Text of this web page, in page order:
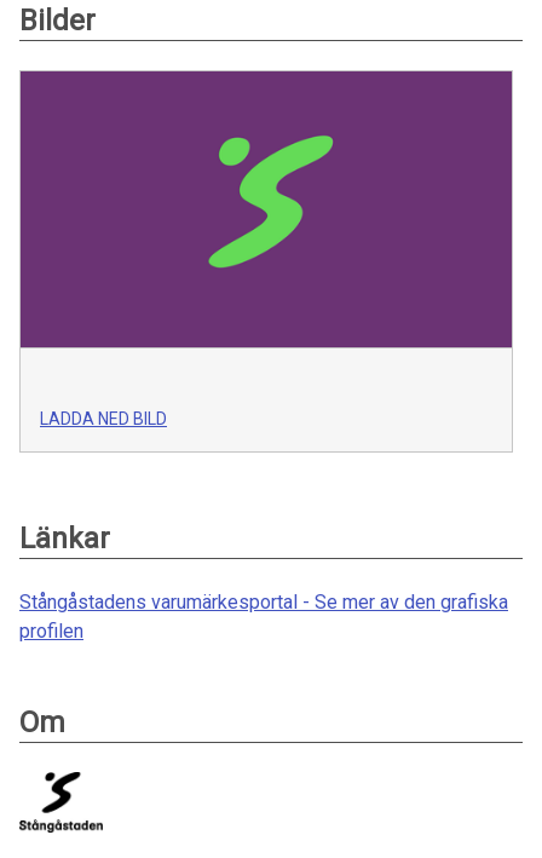
Bilder
LADDA NED BILD
Länkar
Stångåstadens varumärkesportal - Se mer av den grafiska
profilen
Om